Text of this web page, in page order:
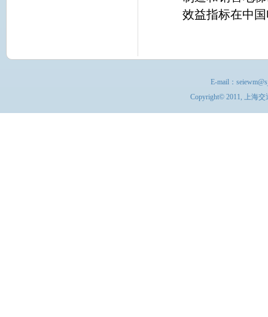
效益指标在中
E-mail：
Copyright© 2011, 上海